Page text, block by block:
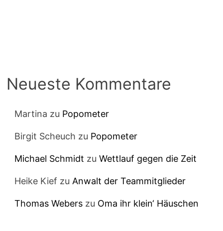
Neueste Kommentare
Martina zu Popometer
Birgit Scheuch zu Popometer
Michael Schmidt zuWettlauf gegen die Zeit
Heike Kief zu Anwalt der Teammitglieder
Thomas Webers zu Oma ihr klein‘ Häuschen